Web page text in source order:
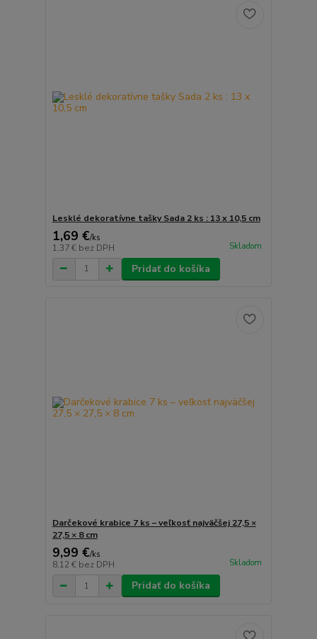
Lesklé dekoratívne tašky Sada 2 ks : 13 x 10,5 cm
1,69 €/ks
1,37 € bez DPH Skladom
Pridať do košíka
Darčekové krabice 7 ks – veľkosť najväčšej 27,5 ×
27,5 × 8 cm
9,99 €/ks
8,12 € bez DPH Skladom
Pridať do košíka